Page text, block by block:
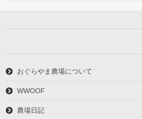
おぐらやま農場について
WWOOF
農場日記